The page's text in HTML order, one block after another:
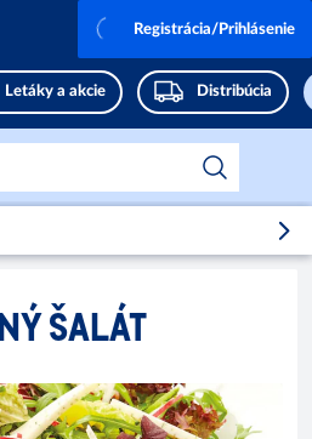
Letáky a akcie Distribúcia
Registrácia/Prihlásenie
ŠALÁT